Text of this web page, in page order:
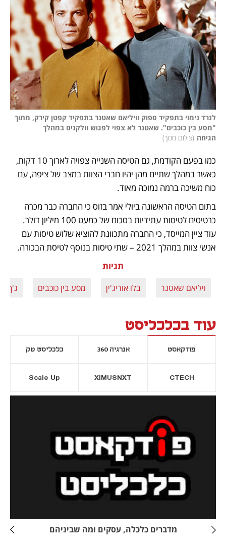
הגיחה (צילום מסך)
כוח משיכה ברמה נמוכה מאוד.
אנשי צוות במהלך 2021 – שתי טיסות בנוסף לטיסת הבכורה.
תגיות
ויליאם שאטנר בלו אוריג'ין מסע בין כוכבים ג'ף
עוד בכלכליסט
פודקאסט אנרגיה 360 כלכליסט טק
CTECH
XIMUSNXT
Scale Up
נפתח בכרטיסייה חדשה
מדברים כלכלה, עסקים ומה שביניהם
חדשה